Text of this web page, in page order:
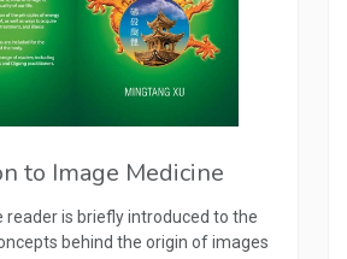
to Image Medicine
reader is briefly introduced to the
behind the origin of images